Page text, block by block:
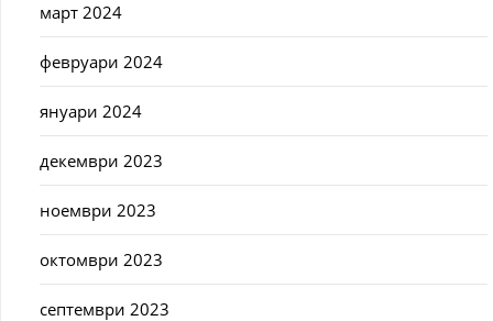
март 2024
февруари 2024
януари 2024
декември 2023
ноември 2023
октомври 2023
септември 2023